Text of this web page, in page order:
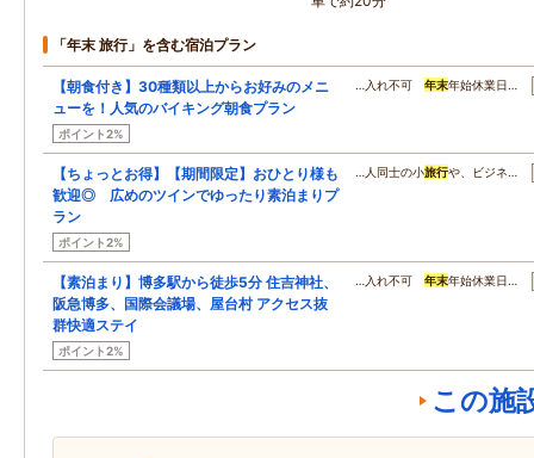
「年末 旅行」を含む宿泊プラン
【朝食付き】30種類以上からお好みのメニ
ューを！人気のバイキング朝食プラン
ポイント2%
…入れ不可 年末年始休業日…
【ちょっとお得】【期間限定】おひとり様も
歓迎◎ 広めのツインでゆったり素泊まりプ
ラン
ポイント2%
…人同士の小旅行や、ビジネ…
【素泊まり】博多駅から徒歩5分 住吉神社、
阪急博多、国際会議場、屋台村 アクセス抜
群快適ステイ
ポイント2%
…入れ不可 年末年始休業日…
この施